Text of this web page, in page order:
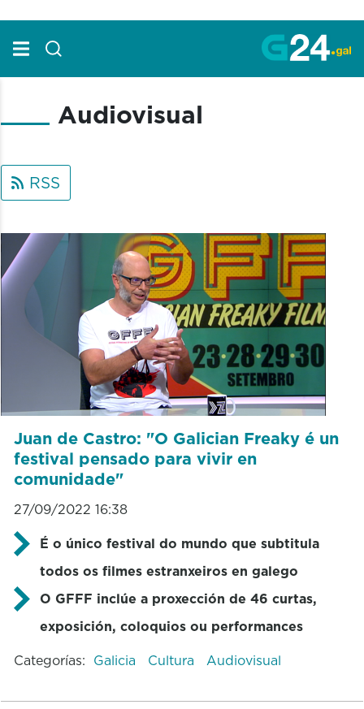
Audiovisual
RSS
Juan de Castro: "O Galician Freaky é un
festival pensado para vivir en
comunidade"
27/09/2022 16:38
É o único festival do mundo que subtitula
todos os filmes estranxeiros en galego
O GFFF inclúe a proxección de 46 curtas,
exposición, coloquios ou performances
Categorías: Galicia Cultura Audiovisual